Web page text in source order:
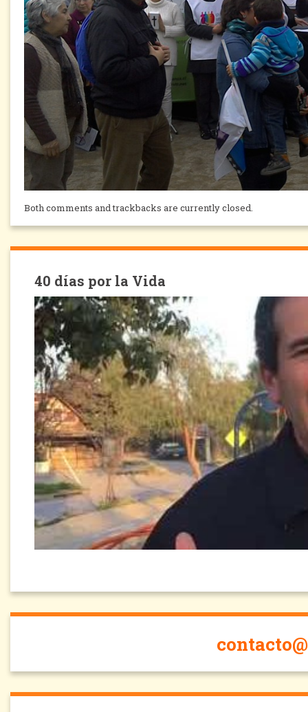
Both comments and trackbacks are currently closed.
40 días por la Vida